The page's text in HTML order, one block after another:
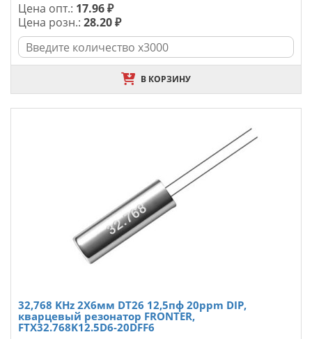
Цена опт.: 17.96 ₽
Цена розн.: 28.20 ₽
В КОРЗИНУ
32,768 KHz 2X6мм DT26 12,5пф 20ppm DIP,
кварцевый резонатор FRONTER,
FTX32.768K12.5D6-20DFF6